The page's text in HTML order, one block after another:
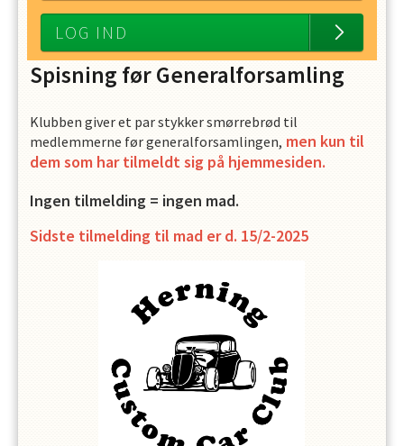
LOG IND
Spisning før Generalforsamling
Klubben giver et par stykker smørrebrød til
medlemmerne før generalforsamlingen, men kun til
dem som har tilmeldt sig på hjemmesiden.
Ingen tilmelding = ingen mad.
Sidste tilmelding til mad er d. 15/2-2025